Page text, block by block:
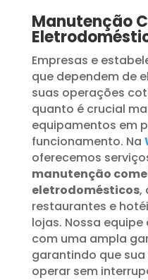
Manutenção
Empresas e
que dependem de
suas operações
quanto é crucial
equipamentos em
funcionamento. Na
oferecemos
manutenção
eletrodomésticos,
restaurantes e
lojas. Nossa
com uma ampla
garantindo que
operar sem